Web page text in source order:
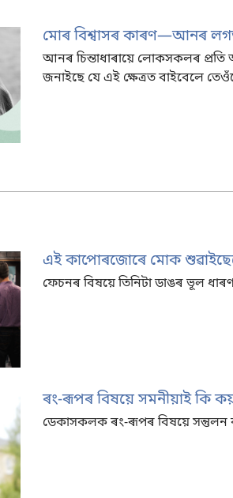
মোৰ বিশ্বাসৰ কাৰণ—আনৰ
আনৰ চিন্তাধাৰায়ে লোকসকলৰ প্ৰতি
জনাইছে যে এই ক্ষেত্ৰত বাইবেলে
এই কাপোৰজোৰে মোক
ফেচনৰ বিষয়ে তিনিটা ডাঙৰ ভূল
ৰং-ৰূপৰ বিষয়ে সমনীয়াই কি
ডেকাসকলক ৰং-ৰূপৰ বিষয়ে সন্তুলন